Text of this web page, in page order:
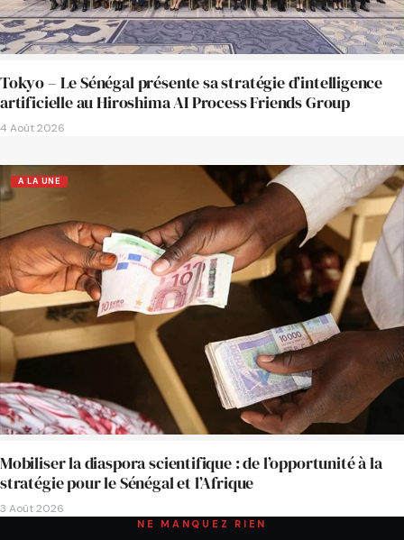
Tokyo – Le Sénégal présente sa stratégie d’intelligence
artificielle au Hiroshima AI Process Friends Group
4 Août 2026
A LA UNE
Mobiliser la diaspora scientifique : de l’opportunité à la
stratégie pour le Sénégal et l’Afrique
3 Août 2026
NE MANQUEZ RIEN